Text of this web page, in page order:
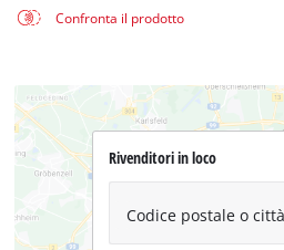
Confronta il prodotto
Rivenditori in loco
Codice postale o città